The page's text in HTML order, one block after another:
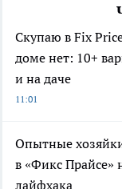
Скупаю в Fix
доме нет: 10+
и на даче
11:01
Опытные
в «Фикс
лайфхака